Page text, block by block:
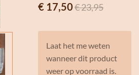
€ 17,50€ 23,95
Laat het me weten
wanneer dit product
weer op voorraad is.